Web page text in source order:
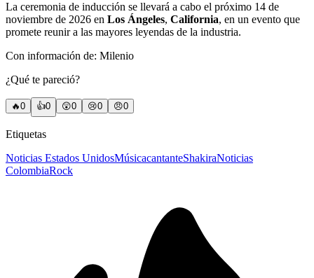
La ceremonia de inducción se llevará a cabo el próximo 14 de
noviembre de 2026 en Los Ángeles, California, en un evento que
promete reunir a las mayores leyendas de la industria.
Con información de: Milenio
¿Qué te pareció?
🔥0 👍0 😲0 😢0 😠0
Etiquetas
Noticias Estados UnidosMúsicacantanteShakiraNoticias
ColombiaRock